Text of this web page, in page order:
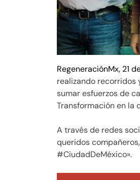
RegeneraciónMx, 21
realizando recorridos
sumar esfuerzos de
Transformación en la
A través de redes
queridos
#CiudadDeMéxico».